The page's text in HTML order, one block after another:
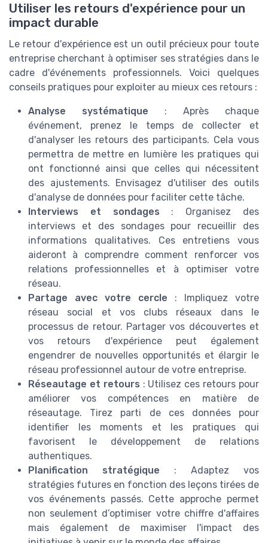
Utiliser les retours d'expérience pour un
impact durable
Le retour d'expérience est un outil précieux pour toute
entreprise cherchant à optimiser ses stratégies dans le
cadre d'événements professionnels. Voici quelques
conseils pratiques pour exploiter au mieux ces retours :
Analyse systématique : Après chaque
événement, prenez le temps de collecter et
d'analyser les retours des participants. Cela vous
permettra de mettre en lumière les pratiques qui
ont fonctionné ainsi que celles qui nécessitent
des ajustements. Envisagez d'utiliser des outils
d'analyse de données pour faciliter cette tâche.
Interviews et sondages : Organisez des
interviews et des sondages pour recueillir des
informations qualitatives. Ces entretiens vous
aideront à comprendre comment renforcer vos
relations professionnelles et à optimiser votre
réseau.
Partage avec votre cercle : Impliquez votre
réseau social et vos clubs réseaux dans le
processus de retour. Partager vos découvertes et
vos retours d'expérience peut également
engendrer de nouvelles opportunités et élargir le
réseau professionnel autour de votre entreprise.
Réseautage et retours : Utilisez ces retours pour
améliorer vos compétences en matière de
réseautage. Tirez parti de ces données pour
identifier les moments et les pratiques qui
favorisent le développement de relations
authentiques.
Planification stratégique : Adaptez vos
stratégies futures en fonction des leçons tirées de
vos événements passés. Cette approche permet
non seulement d’optimiser votre chiffre d'affaires
mais également de maximiser l'impact des